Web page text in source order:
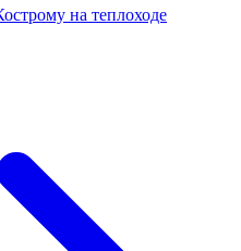
на теплоходе